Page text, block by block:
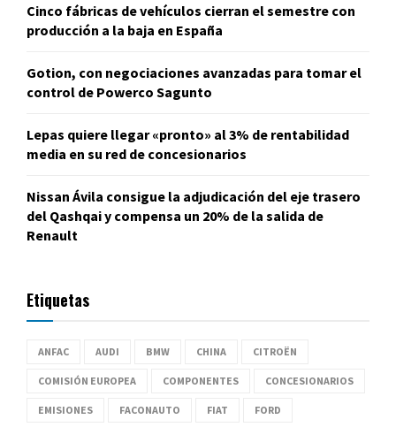
Cinco fábricas de vehículos cierran el semestre con
producción a la baja en España
Gotion, con negociaciones avanzadas para tomar el
control de Powerco Sagunto
Lepas quiere llegar «pronto» al 3% de rentabilidad
media en su red de concesionarios
Nissan Ávila consigue la adjudicación del eje trasero
del Qashqai y compensa un 20% de la salida de
Renault
Etiquetas
ANFAC AUDI BMW CHINA CITROËN
COMISIÓN EUROPEA COMPONENTES CONCESIONARIOS
EMISIONES FACONAUTO FIAT FORD